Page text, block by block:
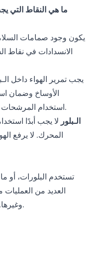
ما هي النقاط التي
يكون وجود صمامات
الانسدادات في نقاط
يجب تمرير الهواء داخل
الأوساخ وضمان
استخدام المرشحات مما يؤدي إلى تآكل مروحة الـبلور.
الـبلور لا يجب أبدًا
المحرك. لا يرفع
تستخدم البلورات،
العديد من العمليات
وغيرها. تشمل بعض هذه العمليات ما يلي.